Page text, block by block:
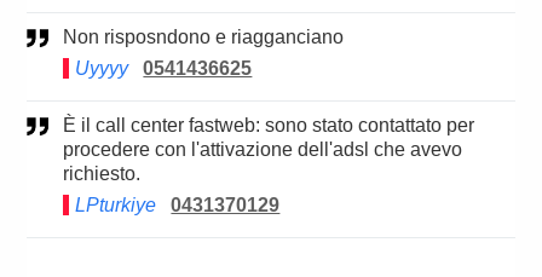
Non risposndono e riagganciano
Uyyyy
0541436625
È il call center fastweb: sono stato contattato per
procedere con l'attivazione dell'adsl che avevo
richiesto.
LPturkiye
0431370129